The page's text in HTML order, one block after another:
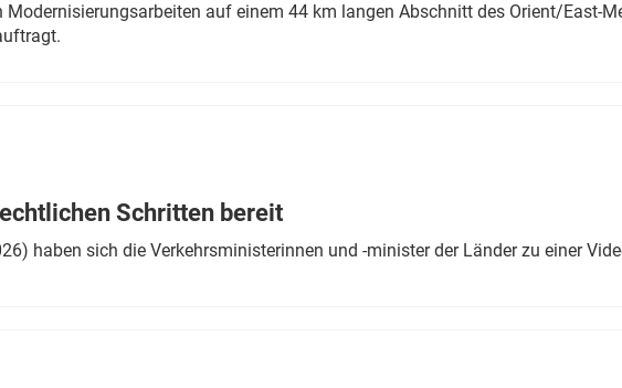
auf einem 44 km langen Abschnitt des Orient/East-
Schritten bereit
haben sich die Verkehrsministerinnen und -minister der Länder zu einer